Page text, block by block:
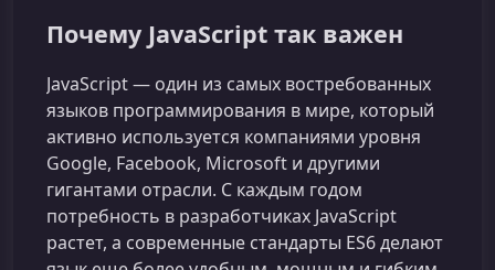
Почему JavaScript так важен
JavaScript — один из самых востребованных
языков программирования в мире, который
активно используется компаниями уровня
Google, Facebook, Microsoft и другими
гигантами отрасли. С каждым годом
потребность в разработчиках JavaScript
растет, а современные стандарты ES6 делают